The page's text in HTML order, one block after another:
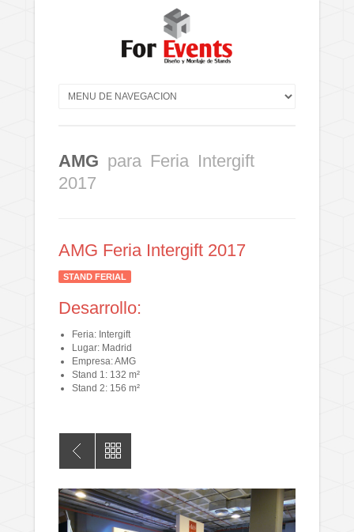
AMG para Feria Intergift
2017
AMG Feria Intergift 2017
STAND FERIAL
Desarrollo:
Feria: Intergift
Lugar: Madrid
Empresa: AMG
Stand 1: 132 m²
Stand 2: 156 m²